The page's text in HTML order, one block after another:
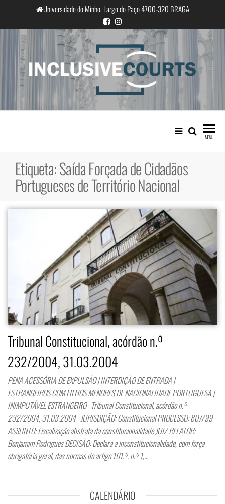
o
conteúdo
Universidade do Minho, Largo do Paço 4700-320 BRAGA
InclusiveCourts
Igualdade e diferença cultural na
prática judicial portuguesa
MENU
Etiqueta:Saída Forçada de Cidadãos
Portugueses de Território Nacional
Tribunal Constitucional, acórdão n.º
232/2004, 31.03.2004
PENA ACESSÓRIA DE EXPULSÃO | INTERDIÇÃO DE ENTRADA |
ESTRANGEIROS COM FILHOS MENORES DE NACIONALIDADE PORTUGUESA |
INIMPUTÁVEL ESTRANGEIRO Tribunal Constitucional, acórdão n.º
232/2004, 31.03.2004 JURISDIÇÃO: Constitucional PROCESSO: 807/99
ASSUNTO: Fiscalização abstrata da constitucionalidade JUIZ RELATOR:
Benjamim Rodrigues DECISÃO: Declara a inconstitucionalidade, com força
obrigatória geral, das normas do artigo 101.º, n.º 1,…
CALENDÁRIO